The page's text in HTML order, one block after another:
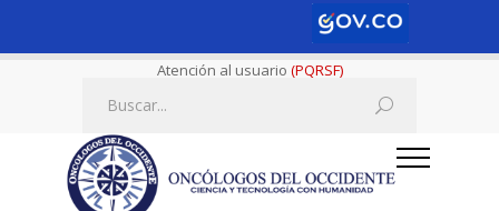
Atención al usuario (PQRSF)